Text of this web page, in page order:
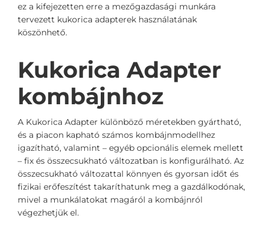
ez a kifejezetten erre a mezőgazdasági munkára
tervezett kukorica adapterek használatának
köszönhető.
Kukorica Adapter
kombájnhoz
A Kukorica Adapter különböző méretekben gyártható,
és a piacon kapható számos kombájnmodellhez
igazítható, valamint – egyéb opcionális elemek mellett
– fix és összecsukható változatban is konfigurálható. Az
összecsukható változattal könnyen és gyorsan időt és
fizikai erőfeszítést takaríthatunk meg a gazdálkodónak,
mivel a munkálatokat magáról a kombájnról
végezhetjük el.